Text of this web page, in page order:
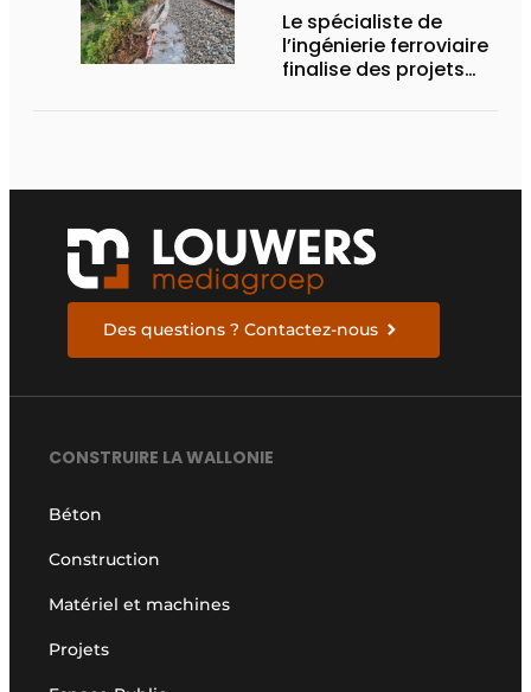
Le spécialiste de
l’ingénierie ferroviaire
finalise des projets
Des questions ? Contactez-nous
CONSTRUIRE LA WALLONIE
Béton
Construction
Matériel et machines
Projets